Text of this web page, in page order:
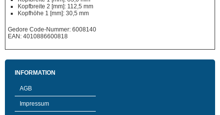
Kopfbreite 2 [mm]: 112,5 mm
Kopfhöhe 1 [mm]: 30,5 mm
Gedore Code-Nummer: 6008140
EAN: 4010886600818
INFORMATION
AGB
Impressum